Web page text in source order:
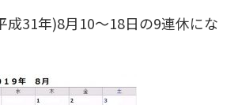
成31年)8月10～18日の9連休にな